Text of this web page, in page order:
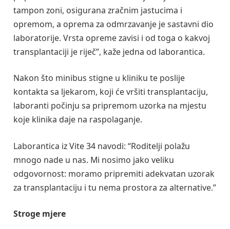
tampon zoni, osigurana zračnim jastucima i
opremom, a oprema za odmrzavanje je sastavni dio
laboratorije. Vrsta opreme zavisi i od toga o kakvoj
transplantaciji je riječ”, kaže jedna od laborantica.
Nakon što minibus stigne u kliniku te poslije
kontakta sa ljekarom, koji će vršiti transplantaciju,
laboranti počinju sa pripremom uzorka na mjestu
koje klinika daje na raspolaganje.
Laborantica iz Vite 34 navodi: “Roditelji polažu
mnogo nade u nas. Mi nosimo jako veliku
odgovornost: moramo pripremiti adekvatan uzorak
za transplantaciju i tu nema prostora za alternative.”
Stroge mjere